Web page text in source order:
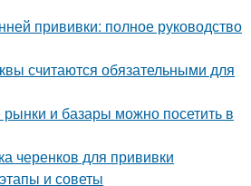
прививки: полное руководство
считаются обязательными для
и базары можно посетить в
черенков для прививки
и советы